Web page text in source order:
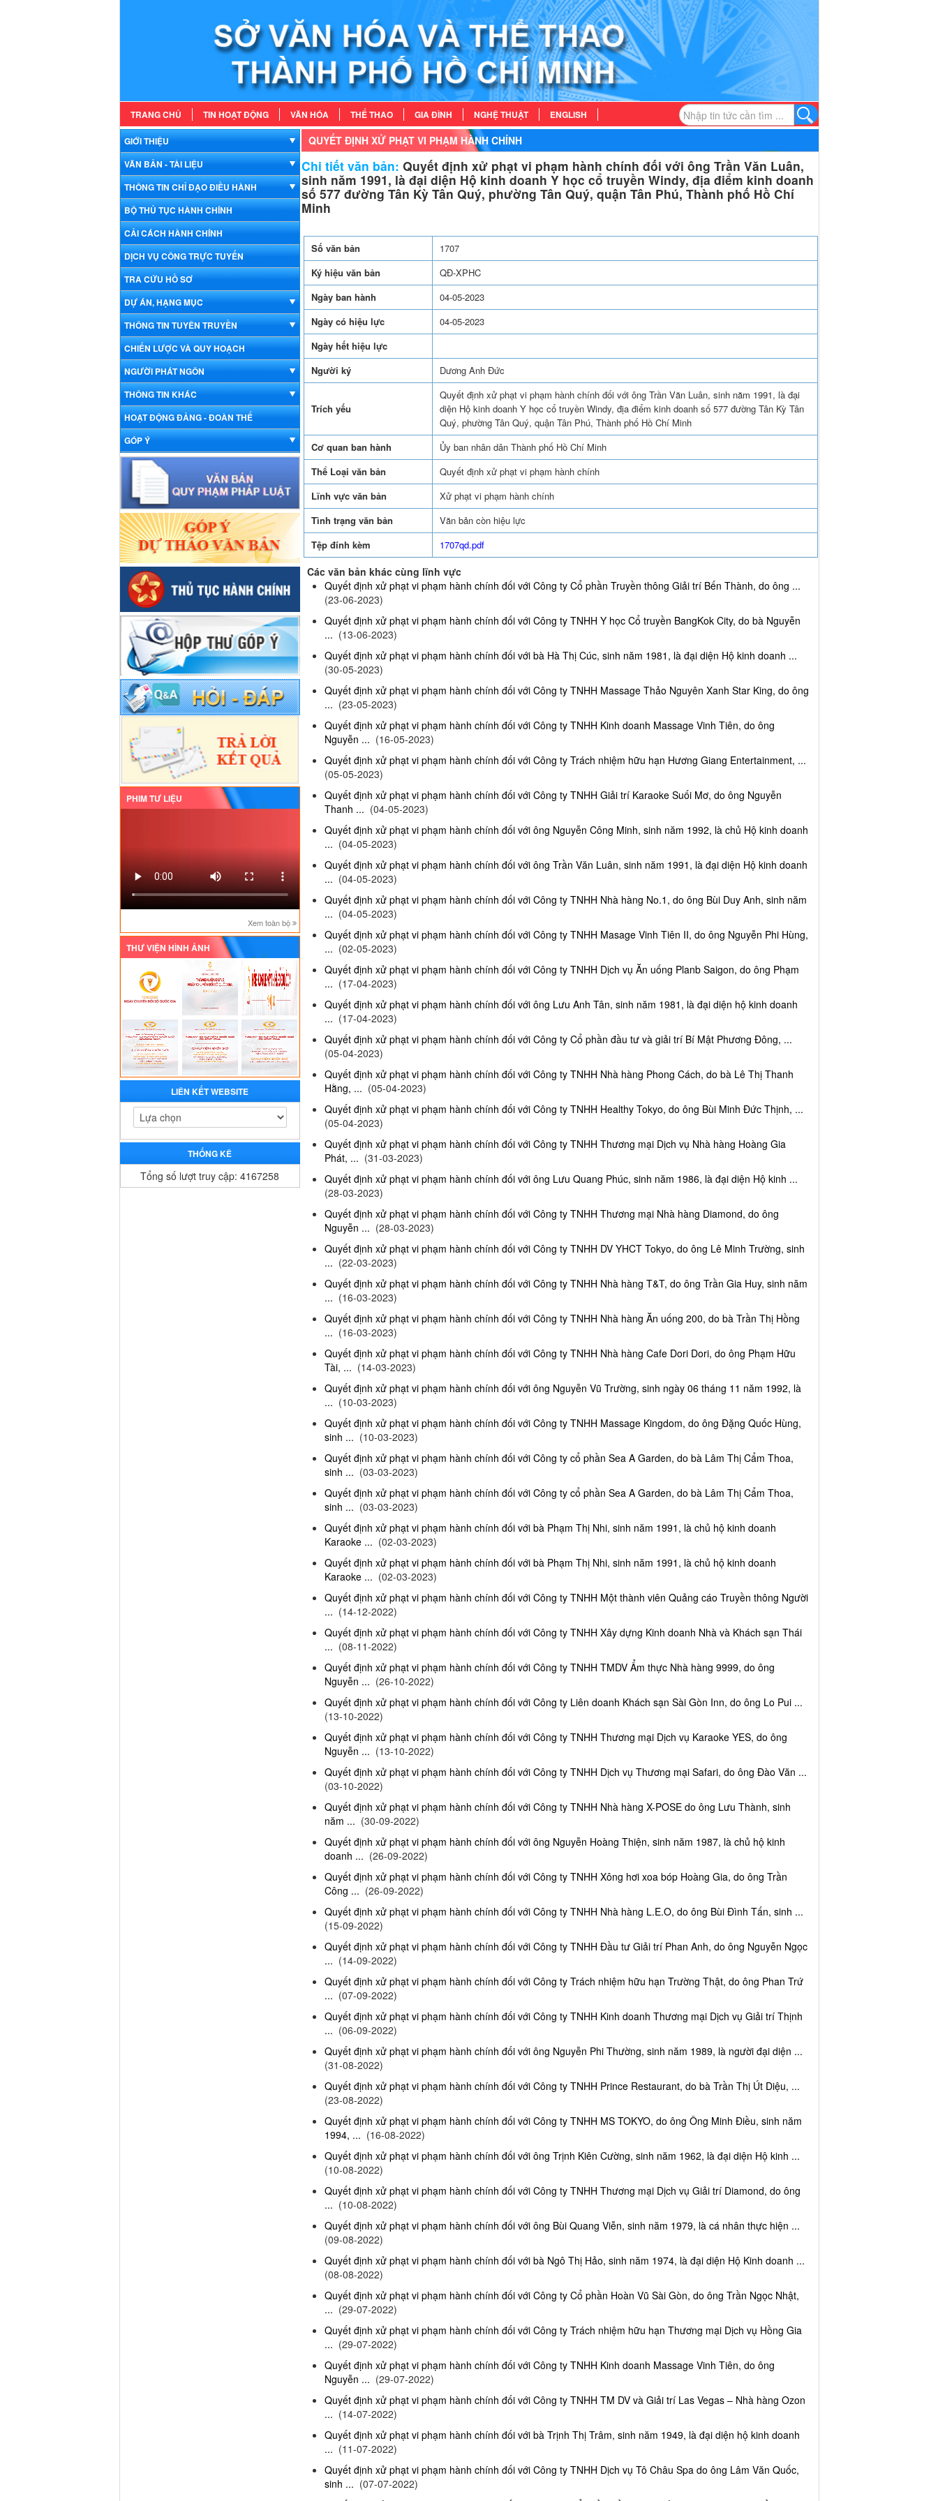
TRANG CHỦ TIN HOẠT ĐỘNG VĂN HÓA THỂ THAO GIA ĐÌNH NGHỆ THUẬT ENGLISH
GIỚI THIỆU
VĂN BẢN - TÀI LIỆU
THÔNG TIN CHỈ ĐẠO ĐIỀU HÀNH
BỘ THỦ TỤC HÀNH CHÍNH
CẢI CÁCH HÀNH CHÍNH
DỊCH VỤ CÔNG TRỰC TUYẾN
TRA CỨU HỒ SƠ
DỰ ÁN, HẠNG MỤC
THÔNG TIN TUYÊN TRUYỀN
CHIẾN LƯỢC VÀ QUY HOẠCH
NGƯỜI PHÁT NGÔN
THÔNG TIN KHÁC
HOẠT ĐỘNG ĐẢNG - ĐOÀN THỂ
GÓP Ý
PHIM TƯ LIỆU
Xem toàn bộ
THƯ VIỆN HÌNH ẢNH
LIÊN KẾT WEBSITE
THỐNG KÊ
Tổng số lượt truy cập: 4167258
QUYẾT ĐỊNH XỬ PHẠT VI PHẠM HÀNH CHÍNH
Chi tiết văn bản: Quyết định xử phạt vi phạm hành chính đối với ông Trần Văn Luân,
sinh năm 1991, là đại diện Hộ kinh doanh Y học cổ truyền Windy, địa điểm kinh doanh
số 577 đường Tân Kỳ Tân Quý, phường Tân Quý, quận Tân Phú, Thành phố Hồ Chí
Minh
Số văn bản
1707
Ký hiệu văn bản
QĐ-XPHC
Ngày ban hành
04-05-2023
Ngày có hiệu lực
04-05-2023
Ngày hết hiệu lực
Người ký
Dương Anh Đức
Trích yếu
Quyết định xử phạt vi phạm hành chính đối với ông Trần Văn Luân, sinh năm 1991, là đại
diện Hộ kinh doanh Y học cổ truyền Windy, địa điểm kinh doanh số 577 đường Tân Kỳ Tân
Quý, phường Tân Quý, quận Tân Phú, Thành phố Hồ Chí Minh
Cơ quan ban hành
Ủy ban nhân dân Thành phố Hồ Chí Minh
Thể Loại văn bản
Quyết định xử phạt vi phạm hành chính
Lĩnh vực văn bản
Xử phạt vi phạm hành chính
Tình trạng văn bản
Văn bản còn hiệu lực
Tệp đính kèm
1707qd.pdf
Các văn bản khác cùng lĩnh vực
Quyết định xử phạt vi phạm hành chính đối với Công ty Cổ phần Truyền thông Giải trí Bến Thành, do ông ...
(23-06-2023)
Quyết định xử phạt vi phạm hành chính đối với Công ty TNHH Y học Cổ truyền BangKok City, do bà Nguyễn
... (13-06-2023)
Quyết định xử phạt vi phạm hành chính đối với bà Hà Thị Cúc, sinh năm 1981, là đại diện Hộ kinh doanh ...
(30-05-2023)
Quyết định xử phạt vi phạm hành chính đối với Công ty TNHH Massage Thảo Nguyên Xanh Star King, do ông
... (23-05-2023)
Quyết định xử phạt vi phạm hành chính đối với Công ty TNHH Kinh doanh Massage Vinh Tiên, do ông
Nguyễn ... (16-05-2023)
Quyết định xử phạt vi phạm hành chính đối với Công ty Trách nhiệm hữu hạn Hương Giang Entertainment, ...
(05-05-2023)
Quyết định xử phạt vi phạm hành chính đối với Công ty TNHH Giải trí Karaoke Suối Mơ, do ông Nguyễn
Thanh ... (04-05-2023)
Quyết định xử phạt vi phạm hành chính đối với ông Nguyễn Công Minh, sinh năm 1992, là chủ Hộ kinh doanh
... (04-05-2023)
Quyết định xử phạt vi phạm hành chính đối với ông Trần Văn Luân, sinh năm 1991, là đại diện Hộ kinh doanh
... (04-05-2023)
Quyết định xử phạt vi phạm hành chính đối với Công ty TNHH Nhà hàng No.1, do ông Bùi Duy Anh, sinh năm
... (04-05-2023)
Quyết định xử phạt vi phạm hành chính đối với Công ty TNHH Masage Vinh Tiên II, do ông Nguyễn Phi Hùng,
... (02-05-2023)
Quyết định xử phạt vi phạm hành chính đối với Công ty TNHH Dịch vụ Ăn uống Planb Saigon, do ông Phạm
... (17-04-2023)
Quyết định xử phạt vi phạm hành chính đối với ông Lưu Anh Tân, sinh năm 1981, là đại diện hộ kinh doanh
... (17-04-2023)
Quyết định xử phạt vi phạm hành chính đối với Công ty Cổ phần đầu tư và giải trí Bí Mật Phương Đông, ...
(05-04-2023)
Quyết định xử phạt vi phạm hành chính đối với Công ty TNHH Nhà hàng Phong Cách, do bà Lê Thị Thanh
Hằng, ... (05-04-2023)
Quyết định xử phạt vi phạm hành chính đối với Công ty TNHH Healthy Tokyo, do ông Bùi Minh Đức Thịnh, ...
(05-04-2023)
Quyết định xử phạt vi phạm hành chính đối với Công ty TNHH Thương mại Dịch vụ Nhà hàng Hoàng Gia
Phát, ... (31-03-2023)
Quyết định xử phạt vi phạm hành chính đối với ông Lưu Quang Phúc, sinh năm 1986, là đại diện Hộ kinh ...
(28-03-2023)
Quyết định xử phạt vi phạm hành chính đối với Công ty TNHH Thương mại Nhà hàng Diamond, do ông
Nguyễn ... (28-03-2023)
Quyết định xử phạt vi phạm hành chính đối với Công ty TNHH DV YHCT Tokyo, do ông Lê Minh Trường, sinh
... (22-03-2023)
Quyết định xử phạt vi phạm hành chính đối với Công ty TNHH Nhà hàng T&T, do ông Trần Gia Huy, sinh năm
... (16-03-2023)
Quyết định xử phạt vi phạm hành chính đối với Công ty TNHH Nhà hàng Ăn uống 200, do bà Trần Thị Hồng
... (16-03-2023)
Quyết định xử phạt vi phạm hành chính đối với Công ty TNHH Nhà hàng Cafe Dori Dori, do ông Phạm Hữu
Tài, ... (14-03-2023)
Quyết định xử phạt vi phạm hành chính đối với ông Nguyễn Vũ Trường, sinh ngày 06 tháng 11 năm 1992, là
... (10-03-2023)
Quyết định xử phạt vi phạm hành chính đối với Công ty TNHH Massage Kingdom, do ông Đặng Quốc Hùng,
sinh ... (10-03-2023)
Quyết định xử phạt vi phạm hành chính đối với Công ty cổ phần Sea A Garden, do bà Lâm Thị Cẩm Thoa,
sinh ... (03-03-2023)
Quyết định xử phạt vi phạm hành chính đối với Công ty cổ phần Sea A Garden, do bà Lâm Thị Cẩm Thoa,
sinh ... (03-03-2023)
Quyết định xử phạt vi phạm hành chính đối với bà Phạm Thị Nhi, sinh năm 1991, là chủ hộ kinh doanh
Karaoke ... (02-03-2023)
Quyết định xử phạt vi phạm hành chính đối với bà Phạm Thị Nhi, sinh năm 1991, là chủ hộ kinh doanh
Karaoke ... (02-03-2023)
Quyết định xử phạt vi phạm hành chính đối với Công ty TNHH Một thành viên Quảng cáo Truyền thông Người
... (14-12-2022)
Quyết định xử phạt vi phạm hành chính đối với Công ty TNHH Xây dựng Kinh doanh Nhà và Khách sạn Thái
... (08-11-2022)
Quyết định xử phạt vi phạm hành chính đối với Công ty TNHH TMDV Ẩm thực Nhà hàng 9999, do ông
Nguyễn ... (26-10-2022)
Quyết định xử phạt vi phạm hành chính đối với Công ty Liên doanh Khách sạn Sài Gòn Inn, do ông Lo Pui ...
(13-10-2022)
Quyết định xử phạt vi phạm hành chính đối với Công ty TNHH Thương mại Dịch vụ Karaoke YES, do ông
Nguyễn ... (13-10-2022)
Quyết định xử phạt vi phạm hành chính đối với Công ty TNHH Dịch vụ Thương mại Safari, do ông Đào Văn ...
(03-10-2022)
Quyết định xử phạt vi phạm hành chính đối với Công ty TNHH Nhà hàng X-POSE do ông Lưu Thành, sinh
năm ... (30-09-2022)
Quyết định xử phạt vi phạm hành chính đối với ông Nguyễn Hoàng Thiện, sinh năm 1987, là chủ hộ kinh
doanh ... (26-09-2022)
Quyết định xử phạt vi phạm hành chính đối với Công ty TNHH Xông hơi xoa bóp Hoàng Gia, do ông Trần
Công ... (26-09-2022)
Quyết định xử phạt vi phạm hành chính đối với Công ty TNHH Nhà hàng L.E.O, do ông Bùi Đình Tấn, sinh ...
(15-09-2022)
Quyết định xử phạt vi phạm hành chính đối với Công ty TNHH Đầu tư Giải trí Phan Anh, do ông Nguyễn Ngọc
... (14-09-2022)
Quyết định xử phạt vi phạm hành chính đối với Công ty Trách nhiệm hữu hạn Trường Thật, do ông Phan Trứ
... (07-09-2022)
Quyết định xử phạt vi phạm hành chính đối với Công ty TNHH Kinh doanh Thương mại Dịch vụ Giải trí Thịnh
... (06-09-2022)
Quyết định xử phạt vi phạm hành chính đối với ông Nguyễn Phi Thường, sinh năm 1989, là người đại diện ...
(31-08-2022)
Quyết định xử phạt vi phạm hành chính đối với Công ty TNHH Prince Restaurant, do bà Trần Thị Út Diệu, ...
(23-08-2022)
Quyết định xử phạt vi phạm hành chính đối với Công ty TNHH MS TOKYO, do ông Ông Minh Điều, sinh năm
1994, ... (16-08-2022)
Quyết định xử phạt vi phạm hành chính đối với ông Trịnh Kiên Cường, sinh năm 1962, là đại diện Hộ kinh ...
(10-08-2022)
Quyết định xử phạt vi phạm hành chính đối với Công ty TNHH Thương mại Dịch vụ Giải trí Diamond, do ông
... (10-08-2022)
Quyết định xử phạt vi phạm hành chính đối với ông Bùi Quang Viễn, sinh năm 1979, là cá nhân thực hiện ...
(09-08-2022)
Quyết định xử phạt vi phạm hành chính đối với bà Ngô Thị Hảo, sinh năm 1974, là đại diện Hộ Kinh doanh ...
(08-08-2022)
Quyết định xử phạt vi phạm hành chính đối với Công ty Cổ phần Hoàn Vũ Sài Gòn, do ông Trần Ngọc Nhật,
... (29-07-2022)
Quyết định xử phạt vi phạm hành chính đối với Công ty Trách nhiệm hữu hạn Thương mại Dịch vụ Hồng Gia
... (29-07-2022)
Quyết định xử phạt vi phạm hành chính đối với Công ty TNHH Kinh doanh Massage Vinh Tiên, do ông
Nguyễn ... (29-07-2022)
Quyết định xử phạt vi phạm hành chính đối với Công ty TNHH TM DV và Giải trí Las Vegas – Nhà hàng Ozon
... (14-07-2022)
Quyết định xử phạt vi phạm hành chính đối với bà Trịnh Thị Trâm, sinh năm 1949, là đại diện hộ kinh doanh
... (11-07-2022)
Quyết định xử phạt vi phạm hành chính đối với Công ty TNHH Dịch vụ Tô Châu Spa do ông Lâm Văn Quốc,
sinh ... (07-07-2022)